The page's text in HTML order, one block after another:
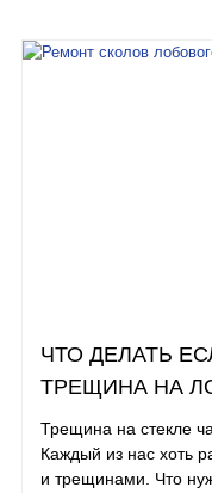
ЧТО ДЕЛАТЬ
ТРЕЩИНА НА
Трещина на стекле
Каждый из нас хоть
и трещинами. Что